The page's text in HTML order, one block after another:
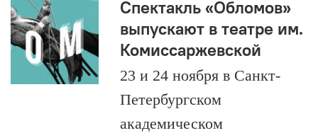
Спектакль «Обломов»
выпускают в театре им.
Комиссаржевской
23 и 24 ноября в Санкт-
Петербургском
академическом